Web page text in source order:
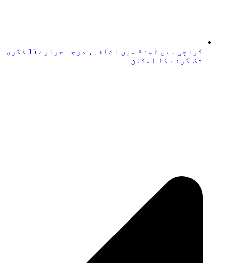
کراچی میں ٹھنڈ میں اضافہ، درجہ حرارت 15 ڈگری
تک گرنے کا امکان